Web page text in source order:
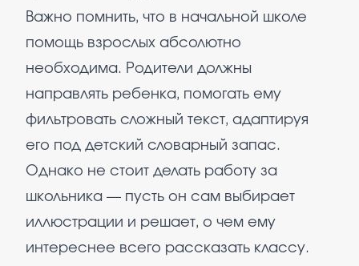
Важно помнить, что в начальной школе
помощь взрослых абсолютно
необходима. Родители должны
направлять ребенка, помогать ему
фильтровать сложный текст, адаптируя
его под детский словарный запас.
Однако не стоит делать работу за
школьника — пусть он сам выбирает
иллюстрации и решает, о чем ему
интереснее всего рассказать классу.